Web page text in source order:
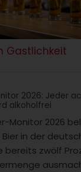
Gastlichkeit
2026: Jeder
alkoholfrei
Monitor 2026
in der
bereits zwölf